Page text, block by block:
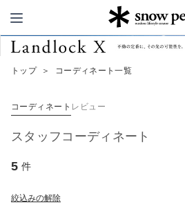
Snow Peak
トップ ＞ コーディネート一覧
コーディネート レビュー
スタッフコーディネート
5 件
絞込みの解除